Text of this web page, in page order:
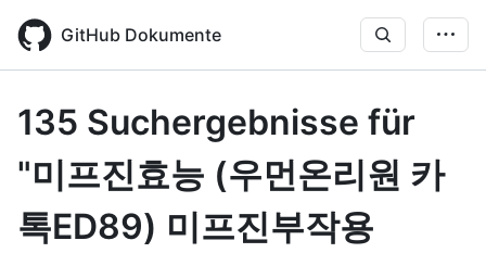
main
GitHub Dokumente
135 Suchergebnisse für
"미프진효능 (우먼온리원 카
톡ED89) 미프진부작용